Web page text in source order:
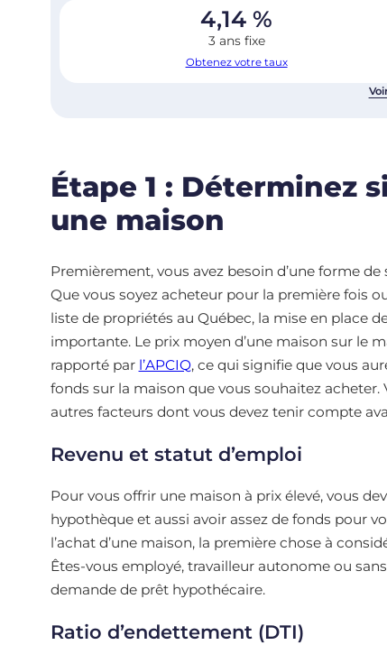
4,14 %
3 ans fixe
Obtenez votre taux
Étape 1 : Déterminez
une maison
Premièrement, vous avez besoin d’une forme
Que vous soyez acheteur pour la première fois
liste de propriétés au Québec, la mise en place
importante. Le prix moyen d’une maison sur le
rapporté par l’APCIQ, ce qui signifie que vous
fonds sur la maison que vous souhaitez acheter.
autres facteurs dont vous devez tenir compte
Revenu et statut d’emploi
Pour vous offrir une maison à prix élevé, vous
hypothèque et aussi avoir assez de fonds pour
l’achat d’une maison, la première chose à
Êtes-vous employé, travailleur autonome ou
demande de prêt hypothécaire.
Ratio d’endettement (DTI)